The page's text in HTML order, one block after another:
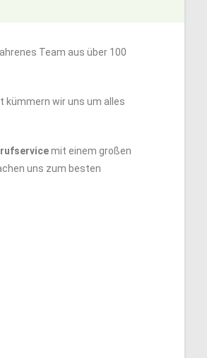
Team aus über 100
kümmern wir uns um alles
mit einem großen
uns zum besten